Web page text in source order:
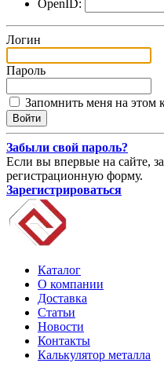
OpenID:
Логин
Пароль
Запомнить меня на этом
Забыли свой пароль?
Если вы впервые на сайте,
регистрационную форму.
Зарегистрироваться
Каталог
О компании
Доставка
Статьи
Новости
Контакты
Калькулятор металла